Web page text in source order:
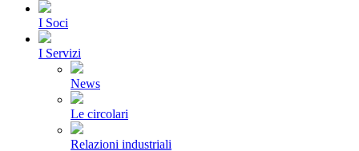
I Soci
I Servizi
News
Le circolari
Relazioni industriali